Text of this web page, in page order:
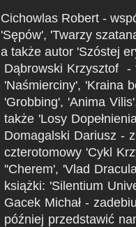
Cichowlas Robert -
'Sępów', 'Twarzy
a także autor 'Szóstej
Dąbrowski Krzysztof -
'Naśmierciny', 'Kraina
'Grobbing', 'Anima
także 'Losy
Domagalski Dariusz -
czterotomowy 'Cykl
''Cherem', 'Vlad
książki: 'Silentium
Gacek Michał -
później przedstawić